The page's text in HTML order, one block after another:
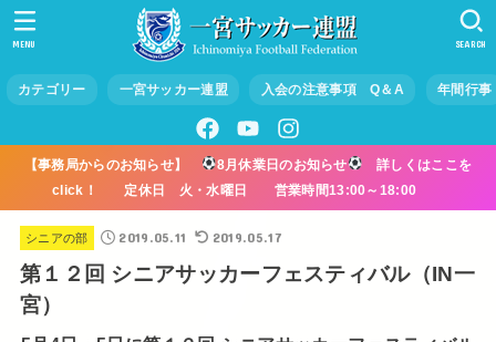
カテゴリー 一宮サッカー連盟 入会の注意事項 Q＆A 年間行事
SEARCH
MENU
【事務局からのお知らせ】 8月休業日のお知らせ
詳しくはここを
click！ 定休日 火・水曜日 営業時間13:00～18:00
シニアの部 2019.05.11 2019.05.17
第１２回 シニアサッカーフェスティバル（IN一
宮）